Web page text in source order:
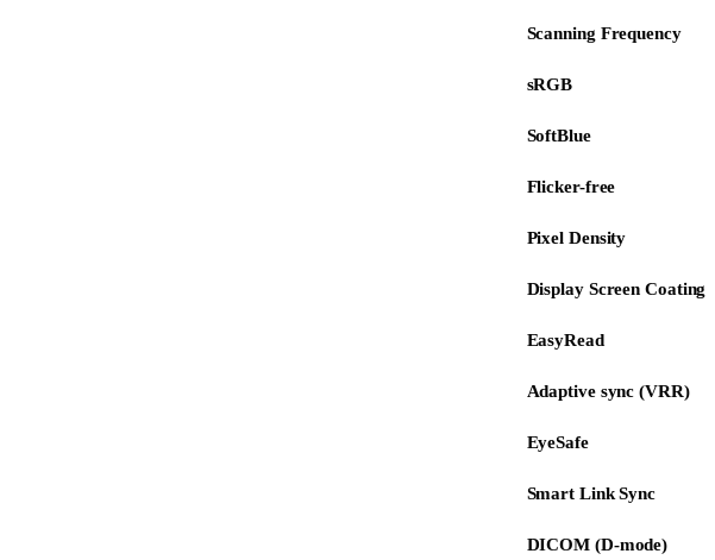
Scanning Frequency
sRGB
SoftBlue
Flicker-free
Pixel Density
Display Screen Coating
EasyRead
Adaptive sync (VRR)
EyeSafe
Smart Link Sync
DICOM (D-mode)